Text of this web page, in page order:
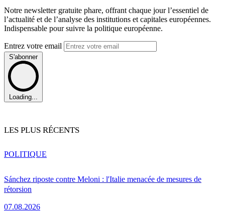
Notre newsletter gratuite phare, offrant chaque jour l’essentiel de
l’actualité et de l’analyse des institutions et capitales européennes.
Indispensable pour suivre la politique européenne.
Entrez votre email
S'abonner
Loading...
LES PLUS RÉCENTS
Sánchez riposte contre Meloni : l'Italie menacée de mesures de
rétorsion
07.08.2026
POLITIQUE